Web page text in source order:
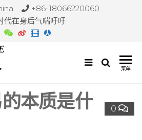
+86-18066220060
代在身后气喘吁吁
宇
阳
业价
值传
输与
菜单
0
本质是什